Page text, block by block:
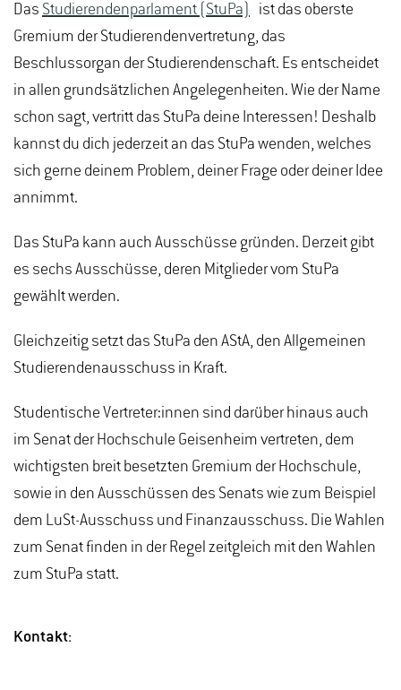
Das Studierendenparlament (StuPa)
ist das oberste
Gremium der Studierendenvertretung, das
Beschlussorgan der Studierendenschaft. Es entscheidet
in allen grundsätzlichen Angelegenheiten. Wie der Name
schon sagt, vertritt das StuPa deine Interessen! Deshalb
kannst du dich jederzeit an das StuPa wenden, welches
sich gerne deinem Problem, deiner Frage oder deiner Idee
annimmt.
Das StuPa kann auch Ausschüsse gründen. Derzeit gibt
es sechs Ausschüsse, deren Mitglieder vom StuPa
gewählt werden.
Gleichzeitig setzt das StuPa den AStA, den Allgemeinen
Studierendenausschuss in Kraft.
Studentische Vertreter:innen sind darüber hinaus auch
im Senat der Hochschule Geisenheim vertreten, dem
wichtigsten breit besetzten Gremium der Hochschule,
sowie in den Ausschüssen des Senats wie zum Beispiel
dem LuSt-Ausschuss und Finanzausschuss. Die Wahlen
zum Senat finden in der Regel zeitgleich mit den Wahlen
zum StuPa statt.
Kontakt: